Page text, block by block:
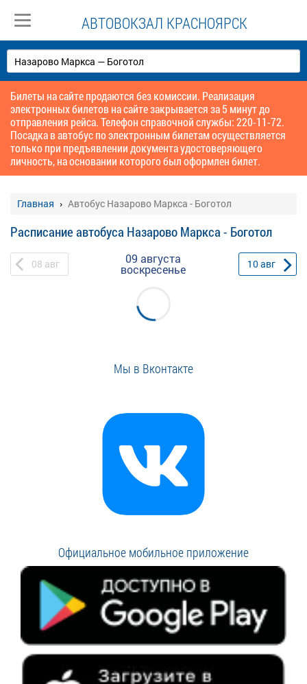
АВТОВОКЗАЛ КРАСНОЯРСК
Билеты на сайте продаются без комиссии. Реализация
электронных билетов на сайте закрывается за 5 минут до
отправления рейса. Телефон справочной службы: 220-11-72.
Посадка в автобус по электронным билетам осуществляется
только при предъявлении документа удостоверяющего
личность, на основании которого был оформлен билет.
Главная Автобус Назарово Маркса - Боготол
Расписание автобуса Назарово Маркса - Боготол
08 авг 09 августа
воскресенье 10авг
Мы в Вконтакте
Официальное мобильное приложение